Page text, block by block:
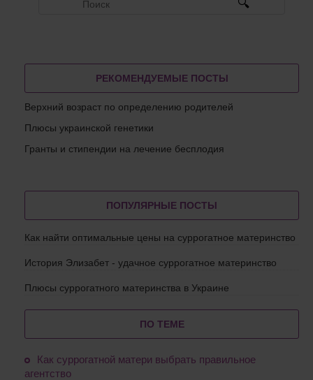
РЕКОМЕНДУЕМЫЕ ПОСТЫ
Верхний возраст по определению родителей
Плюсы украинской генетики
Гранты и стипендии на лечение бесплодия
ПОПУЛЯРНЫЕ ПОСТЫ
Как найти оптимальные цены на суррогатное материнство
История Элизабет - удачное суррогатное материнство
Плюсы суррогатного материнства в Украине
ПО ТЕМЕ
Как суррогатной матери выбрать правильное
агентство